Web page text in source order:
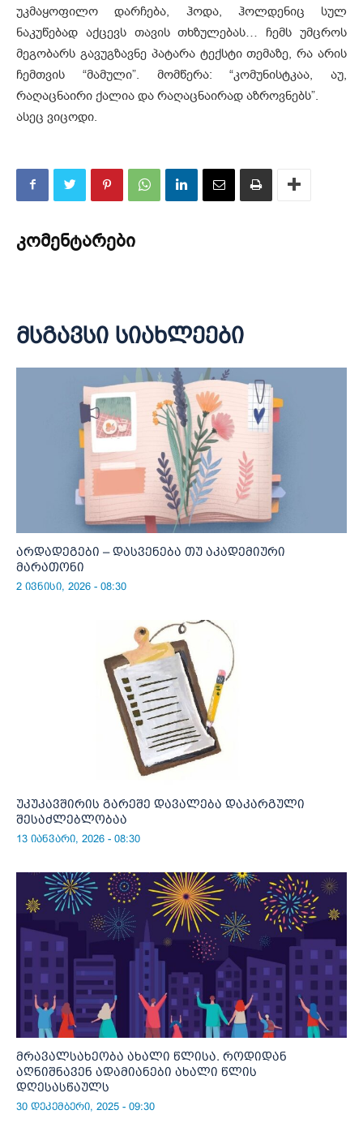
უკმაყოფილო დარჩება, ჰოდა, ჰოლდენიც სულ
ნაკუწებად აქცევს თავის თხზულებას… ჩემს უმცროს
მეგობარს გავუგზავნე პატარა ტექსტი თემაზე, რა არის
ჩემთვის “მამული”. მომწერა: “კომუნისტკაა, აუ,
რაღაცნაირი ქალია და რაღაცნაირად აზროვნებს”.
ასეც ვიცოდი.
კომენტარები
მსგავსი სიახლეები
არდადეგები – დასვენება თუ აკადემიური
მარათონი
2 ივნისი, 2026 - 08:30
უკუკავშირის გარეშე დავალება დაკარგული
შესაძლებლობაა
13 იანვარი, 2026 - 08:30
მრავალსახეობა ახალი წლისა. როდიდან
აღნიშნავენ ადამიანები ახალი წლის
დღესასწაულს
30 დეკემბერი, 2025 - 09:30